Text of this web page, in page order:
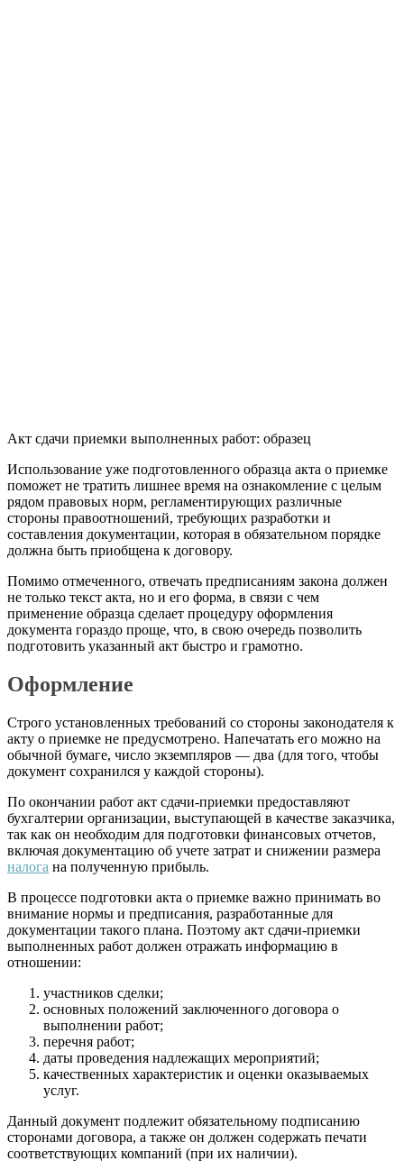
Акт сдачи приемки выполненных работ: образец
Использование уже подготовленного образца акта о приемке
поможет не тратить лишнее время на ознакомление с целым
рядом правовых норм, регламентирующих различные
стороны правоотношений, требующих разработки и
составления документации, которая в обязательном порядке
должна быть приобщена к договору.
Помимо отмеченного, отвечать предписаниям закона должен
не только текст акта, но и его форма, в связи с чем
применение образца сделает процедуру оформления
документа гораздо проще, что, в свою очередь позволить
подготовить указанный акт быстро и грамотно.
Оформление
Строго установленных требований со стороны законодателя к
акту о приемке не предусмотрено. Напечатать его можно на
обычной бумаге, число экземпляров — два (для того, чтобы
документ сохранился у каждой стороны).
По окончании работ акт сдачи-приемки предоставляют
бухгалтерии организации, выступающей в качестве заказчика,
так как он необходим для подготовки финансовых отчетов,
включая документацию об учете затрат и снижении размера
налога на полученную прибыль.
В процессе подготовки акта о приемке важно принимать во
внимание нормы и предписания, разработанные для
документации такого плана. Поэтому акт сдачи-приемки
выполненных работ должен отражать информацию в
отношении:
участников сделки;
основных положений заключенного договора о
выполнении работ;
перечня работ;
даты проведения надлежащих мероприятий;
качественных характеристик и оценки оказываемых
услуг.
Данный документ подлежит обязательному подписанию
сторонами договора, а также он должен содержать печати
соответствующих компаний (при их наличии).